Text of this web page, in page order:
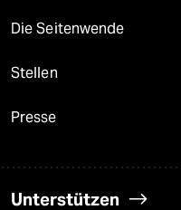
Die Seitenwende
Stellen
Presse
Unterstützen